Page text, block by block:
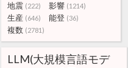
地震 (222) 影響 (1214)
生産 (646) 能登 (36)
複数 (2781)
LLM(大規模言語モデ